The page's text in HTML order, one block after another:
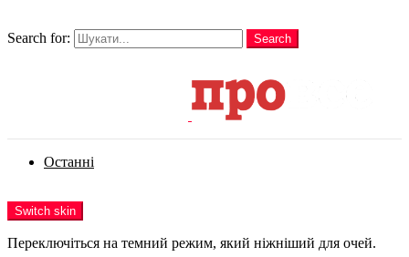
Search for:
Search
Останні
Switch skin
Переключіться на темний режим, який ніжніший для очей.